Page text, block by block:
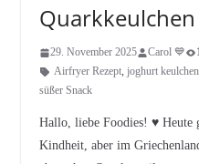
29. November 2025 Carol 💙
Airfryer Rezept, joghurt keulchen
süßer Snack
Hallo, liebe Foodies! ♥︎ Heute
Kindheit, aber im